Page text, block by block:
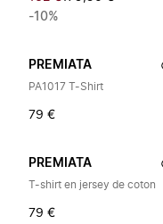
-10%
PREMIATA
PA1017 T-Shirt
79 €
PREMIATA
T-shirt en jersey de coton
79 €